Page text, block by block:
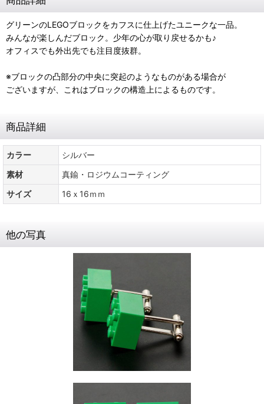
グリーンのLEGOブロックをカフスに仕上げたユニークな一品。
みんなが楽しんだブロック。少年の心が取り戻せるかも♪
オフィスでも外出先でも注目度抜群。
※ブロックの凸部分の中央に突起のようなものがある場合が
ございますが、これはブロックの構造上によるものです。
商品詳細
カラー
シルバー
素材
真鍮・ロジウムコーティング
サイズ
16ｘ16ｍｍ
他の写真